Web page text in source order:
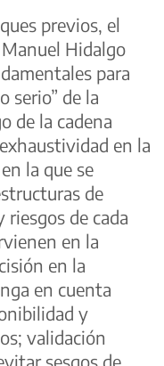
previos, el
Hidalgo
para
serio” de la
de la cadena
en la
la que se
de
de cada
en la
en la
en cuenta
y
validación
sesgos de